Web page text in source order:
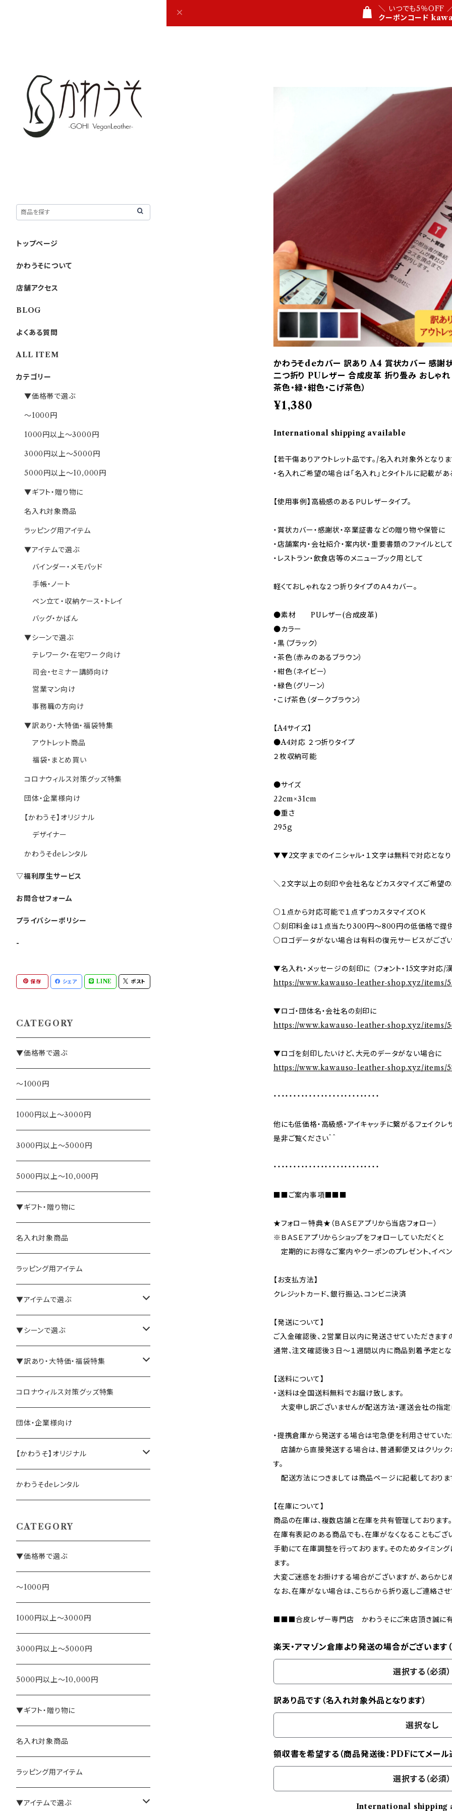
＼ いつでも5％OFF
クーポンコード
かわうそdeカバー 訳あり A4 賞状カバー 感謝
二つ折り PUレザー 合成皮革 折り畳み おしゃれ
茶色・緑・紺色・こげ茶色）
¥1,380
International shipping available
【若干傷ありアウトレット品です。/名入れ対象外となります
・名入れご希望の場合は「名入れ」とタイトルに記載が
【使用事例】高級感のあるＰＵレザータイプ。
・賞状カバー・感謝状・卒業証書などの贈り物や保管に
・店舗案内・会社紹介・案内状・重要書類のファイルとして
・レストラン・飲食店等のメニューブック用として
軽くておしゃれな２つ折りタイプのＡ４カバー。
●素材 PUレザー(合成皮革)
●カラー
・黒（ブラック）
・茶色（赤みのあるブラウン）
・紺色（ネイビー）
・緑色（グリーン）
・こげ茶色（ダークブラウン）
【A4サイズ】
●A4対応 ２つ折りタイプ
２枚収納可能
●サイズ
22cm×31cm
●重さ
295ｇ
▼▼2文字までのイニシャル・１文字は無料で対応とな
＼２文字以上の刻印や会社名などカスタマイズご希望
○１点から対応可能で１点ずつカスタマイズＯＫ
○刻印料金は１点当たり300円～800円の低価格で提
○ロゴデータがない場合は有料の復元サービスがござい
▼名入れ・メッセージの刻印に （フォント・15文字対応/漢
https://www.kawauso-leather-shop.xyz/items/
▼ロゴ・団体名・会社名の刻印に
https://www.kawauso-leather-shop.xyz/items/
▼ロゴを刻印したいけど、大元のデータがない場合に
https://www.kawauso-leather-shop.xyz/items/
・・・・・・・・・・・・・・・・・・・・・・・・・・・
他にも低価格・高級感・アイキャッチに繋がるフェイクレ
是非ご覧ください＾＾
・・・・・・・・・・・・・・・・・・・・・・・・・・・
■■ご案内事項■■■
★フォロー特典★（ＢＡＳＥアプリから当店フォロー）
※ＢＡＳＥアプリからショップをフォローしていただくと
定期的にお得なご案内やクーポンのプレゼント、イベン
【お支払方法】
クレジットカード、銀行振込、コンビニ決済
【発送について】
ご入金確認後、２営業日以内に発送させていただきます
通常、注文確認後３日〜１週間以内に商品到着予定とな
【送料について】
・送料は全国送料無料でお届け致します。
大変申し訳ございませんが配送方法・運送会社の指定
・提携倉庫から発送する場合は宅急便を利用させていた
店舗から直接発送する場合は、普通郵便又はクリック
す。
配送方法につきましては商品ページに記載しておりま
【在庫について】
商品の在庫は、複数店舗と在庫を共有管理しております。
在庫有表記のある商品でも、在庫がなくなることもござい
手動にて在庫調整を行っております。そのためタイミン
ます。
大変ご迷惑をお掛けする場合がございますが、あらかじ
なお、在庫がない場合は、こちらから折り返しご連絡させ
■■■合皮レザー専門店 かわうそにご来店頂き誠に
楽天・アマゾン倉庫より発送の場合がございます
選択する（必須）
訳あり品です（名入れ対象外品となります）
選択なし
領収書を希望する（商品発送後：PDFにてメール
選択する（必須）
International shipping
トップページ
かわうそについて
店舗アクセス
BLOG
よくある質問
ALL ITEM
カテゴリー
▼価格帯で選ぶ
～1000円
1000円以上～3000円
3000円以上～5000円
5000円以上～10,000円
▼ギフト・贈り物に
名入れ対象商品
ラッピング用アイテム
▼アイテムで選ぶ
バインダー・メモパッド
手帳・ノート
ペン立て・収納ケース・トレイ
バッグ・かばん
▼シーンで選ぶ
テレワーク・在宅ワーク向け
司会・セミナー講師向け
営業マン向け
事務職の方向け
▼訳あり・大特価・福袋特集
アウトレット商品
福袋・まとめ買い
コロナウィルス対策グッズ特集
団体・企業様向け
【かわうそ】オリジナル
デザイナー
かわうそdeレンタル
▽福利厚生サービス
お問合せフォーム
プライバシーポリシー
-
保存 シェア LINE ポスト
CATEGORY
▼価格帯で選ぶ
～1000円
1000円以上～3000円
3000円以上～5000円
5000円以上～10,000円
▼ギフト・贈り物に
名入れ対象商品
ラッピング用アイテム
▼アイテムで選ぶ
バインダー・メモパッド
手帳・ノート
ペン立て・収納ケース・トレイ
バッグ・かばん
▼シーンで選ぶ
テレワーク・在宅ワーク向け
司会・セミナー講師向け
営業マン向け
事務職の方向け
▼訳あり・大特価・福袋特集
アウトレット商品
福袋・まとめ買い
コロナウィルス対策グッズ特集
団体・企業様向け
【かわうそ】オリジナル
デザイナー
かわうそdeレンタル
CATEGORY
▼価格帯で選ぶ
～1000円
1000円以上～3000円
3000円以上～5000円
5000円以上～10,000円
▼ギフト・贈り物に
名入れ対象商品
ラッピング用アイテム
▼アイテムで選ぶ